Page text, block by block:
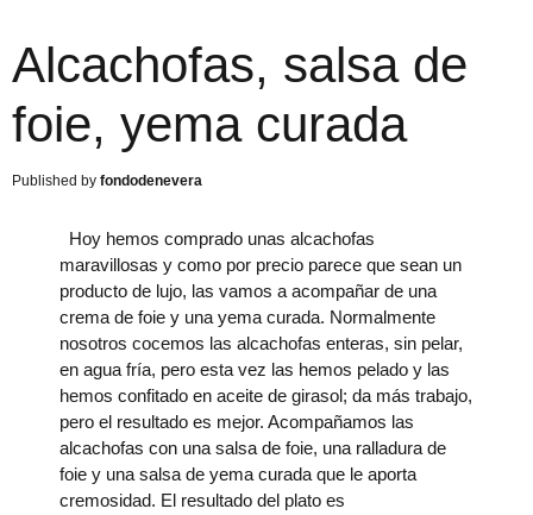
Alcachofas, salsa de
foie, yema curada
fondodenevera
Hoy hemos comprado unas alcachofas
maravillosas y como por precio parece que sean un
producto de lujo, las vamos a acompañar de una
crema de foie y una yema curada. Normalmente
nosotros cocemos las alcachofas enteras, sin pelar,
en agua fría, pero esta vez las hemos pelado y las
hemos confitado en aceite de girasol; da más trabajo,
pero el resultado es mejor. Acompañamos las
alcachofas con una salsa de foie, una ralladura de
foie y una salsa de yema curada que le aporta
cremosidad. El resultado del plato es